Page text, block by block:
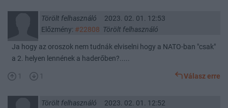
Törölt felhasználó
2023. 02. 01. 12:53
Előzmény: #22808 Törölt felhasználó
Ja hogy az oroszok nem tudnák elviselni hogy a NATO-ban "csak"
a 2. helyen lennének a haderőben?.....
1 1 Válasz erre
Törölt felhasználó
2023. 02. 01. 12:52